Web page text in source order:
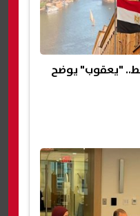
"يعقوب" يوضح